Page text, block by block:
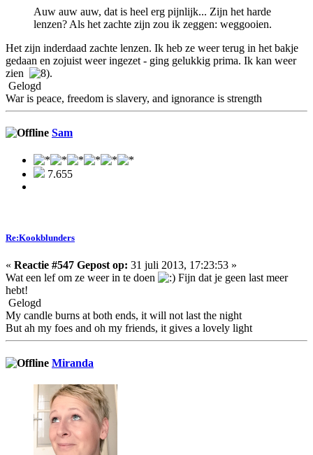
Auw auw auw, dat is heel erg pijnlijk... Zijn het harde
lenzen? Als het zachte zijn zou ik zeggen: weggooien.
Het zijn inderdaad zachte lenzen. Ik heb ze weer terug in het bakje
gedaan en zojuist weer ingezet - ging gelukkig prima. Ik kan weer
zien
.
Gelogd
War is peace, freedom is slavery, and ignorance is strength
Sam
7.655
Re:Kookblunders
« Reactie #547 Gepost op: 31 juli 2013, 17:23:53 »
Wat een lef om ze weer in te doen
Fijn dat je geen last meer
hebt!
Gelogd
My candle burns at both ends, it will not last the night
But ah my foes and oh my friends, it gives a lovely light
Miranda